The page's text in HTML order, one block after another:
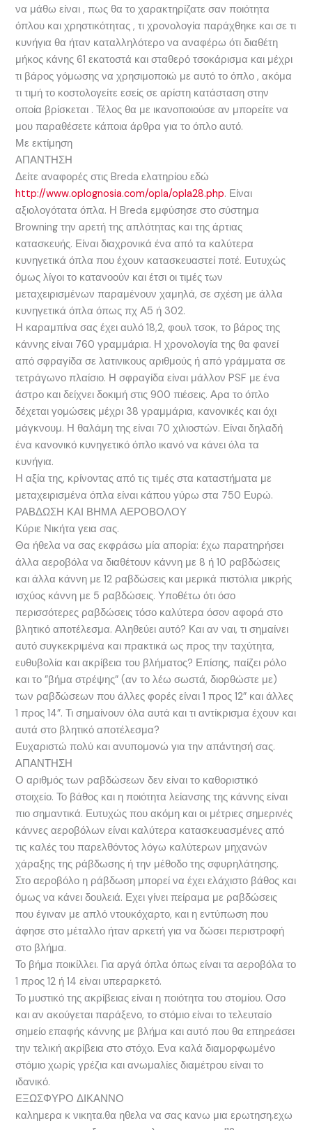
να μάθω είναι , πως θα το χαρακτηρίζατε σαν ποιότητα
όπλου και χρηστικότητας , τι χρονολογία παράχθηκε και σε τι
κυνήγια θα ήταν καταλληλότερο να αναφέρω ότι διαθέτη
μήκος κάνης 61 εκατοστά και σταθερό τσοκάρισμα και μέχρι
τι βάρος γόμωσης να χρησιμοποιώ με αυτό το όπλο , ακόμα
τι τιμή το κοστολογείτε εσείς σε αρίστη κατάσταση στην
οποία βρίσκεται . Τέλος θα με ικανοποιούσε αν μπορείτε να
μου παραθέσετε κάποια άρθρα για το όπλο αυτό.
Με εκτίμηση
ΑΠΑΝΤΗΣΗ
Δείτε αναφορές στις Breda ελατηρίου εδώ
http://www.oplognosia.com/opla/opla28.php. Είναι
αξιολογότατα όπλα. Η Breda εμφύσησε στο σύστημα
Browning την αρετή της απλότητας και της άρτιας
κατασκευής. Είναι διαχρονικά ένα από τα καλύτερα
κυνηγετικά όπλα που έχουν κατασκευαστεί ποτέ. Ευτυχώς
όμως λίγοι το κατανοούν και έτσι οι τιμές των
μεταχειρισμένων παραμένουν χαμηλά, σε σχέση με άλλα
κυνηγετικά όπλα όπως πχ Α5 ή 302.
Η καραμπίνα σας έχει αυλό 18,2, φουλ τσοκ, το βάρος της
κάννης είναι 760 γραμμάρια. Η χρονολογία της θα φανεί
από σφραγίδα σε λατινικους αριθμούς ή από γράμματα σε
τετράγωνο πλαίσιο. Η σφραγίδα είναι μάλλον PSF με ένα
άστρο και δείχνει δοκιμή στις 900 πιέσεις. Αρα το όπλο
δέχεται γομώσεις μέχρι 38 γραμμάρια, κανονικές και όχι
μάγκνουμ. Η θαλάμη της είναι 70 χιλιοστών. Είναι δηλαδή
ένα κανονικό κυνηγετικό όπλο ικανό να κάνει όλα τα
κυνήγια.
Η αξία της, κρίνοντας από τις τιμές στα καταστήματα με
μεταχειρισμένα όπλα είναι κάπου γύρω στα 750 Ευρώ.
ΡΑΒΔΩΣΗ ΚΑΙ ΒΗΜΑ ΑΕΡΟΒΟΛΟΥ
Κύριε Νικήτα γεια σας.
Θα ήθελα να σας εκφράσω μία απορία: έχω παρατηρήσει
άλλα αεροβόλα να διαθέτουν κάννη με 8 ή 10 ραβδώσεις
και άλλα κάννη με 12 ραβδώσεις και μερικά πιστόλια μικρής
ισχύος κάννη με 5 ραβδώσεις. Υποθέτω ότι όσο
περισσότερες ραβδώσεις τόσο καλύτερα όσον αφορά στο
βλητικό αποτέλεσμα. Αληθεύει αυτό? Και αν ναι, τι σημαίνει
αυτό συγκεκριμένα και πρακτικά ως προς την ταχύτητα,
ευθυβολία και ακρίβεια του βλήματος? Επίσης, παίζει ρόλο
και το ”βήμα στρέψης” (αν το λέω σωστά, διορθώστε με)
των ραβδώσεων που άλλες φορές είναι 1 προς 12” και άλλες
1 προς 14”. Τι σημαίνουν όλα αυτά και τι αντίκρισμα έχουν και
αυτά στο βλητικό αποτέλεσμα?
Ευχαριστώ πολύ και ανυπομονώ για την απάντησή σας.
ΑΠΑΝΤΗΣΗ
Ο αριθμός των ραβδώσεων δεν είναι το καθοριστικό
στοιχείο. Το βάθος και η ποιότητα λείανσης της κάννης είναι
πιο σημαντικά. Ευτυχώς που ακόμη και οι μέτριες σημερινές
κάννες αεροβόλων είναι καλύτερα κατασκευασμένες από
τις καλές του παρελθόντος λόγω καλύτερων μηχανών
χάραξης της ράβδωσης ή την μέθοδο της σφυρηλάτησης.
Στο αεροβόλο η ράβδωση μπορεί να έχει ελάχιστο βάθος και
όμως να κάνει δουλειά. Εχει γίνει πείραμα με ραβδώσεις
που έγιναν με απλό ντουκόχαρτο, και η εντύπωση που
άφησε στο μέταλλο ήταν αρκετή για να δώσει περιστροφή
στο βλήμα.
Το βήμα ποικίλλει. Για αργά όπλα όπως είναι τα αεροβόλα το
1 προς 12 ή 14 είναι υπεραρκετό.
Το μυστικό της ακρίβειας είναι η ποιότητα του στομίου. Οσο
και αν ακούγεται παράξενο, το στόμιο είναι το τελευταίο
σημείο επαφής κάννης με βλήμα και αυτό που θα επηρεάσει
την τελική ακρίβεια στο στόχο. Ενα καλά διαμορφωμένο
στόμιο χωρίς γρέζια και ανωμαλίες διαμέτρου είναι το
ιδανικό.
ΕΞΩΣΦΥΡΟ ΔΙΚΑΝΝΟ
καλημερα κ νικητα.θα ηθελα να σας κανω μια ερωτηση.εχω